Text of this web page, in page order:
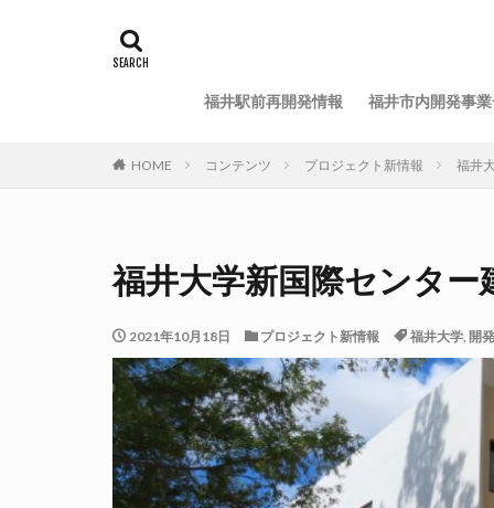
福井駅前再開発情報 福井市内開発事
HOME コンテンツ プロジェクト新情報 福井
福井大学新国際センター
2021年10月18日 プロジェクト新情報 福井大学, 開